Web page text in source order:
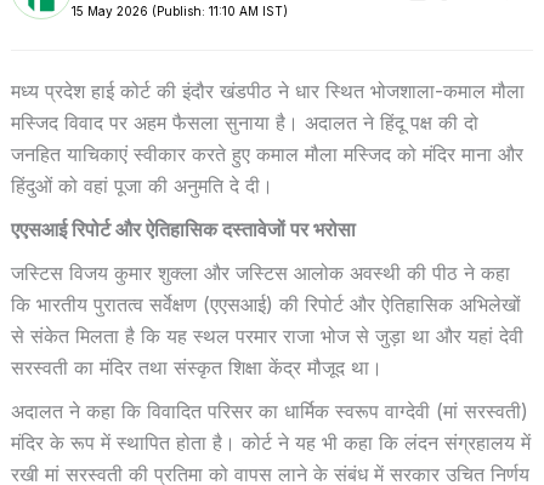
15 May 2026 (Publish: 11:10 AM IST)
मध्य प्रदेश हाई कोर्ट की इंदौर खंडपीठ ने धार स्थित भोजशाला-कमाल मौला
मस्जिद विवाद पर अहम फैसला सुनाया है। अदालत ने हिंदू पक्ष की दो
जनहित याचिकाएं स्वीकार करते हुए कमाल मौला मस्जिद को मंदिर माना और
हिंदुओं को वहां पूजा की अनुमति दे दी।
एएसआई रिपोर्ट और ऐतिहासिक दस्तावेजों पर भरोसा
जस्टिस विजय कुमार शुक्ला और जस्टिस आलोक अवस्थी की पीठ ने कहा
कि भारतीय पुरातत्व सर्वेक्षण (एएसआई) की रिपोर्ट और ऐतिहासिक अभिलेखों
से संकेत मिलता है कि यह स्थल परमार राजा भोज से जुड़ा था और यहां देवी
सरस्वती का मंदिर तथा संस्कृत शिक्षा केंद्र मौजूद था।
अदालत ने कहा कि विवादित परिसर का धार्मिक स्वरूप वाग्देवी (मां सरस्वती)
मंदिर के रूप में स्थापित होता है। कोर्ट ने यह भी कहा कि लंदन संग्रहालय में
रखी मां सरस्वती की प्रतिमा को वापस लाने के संबंध में सरकार उचित निर्णय